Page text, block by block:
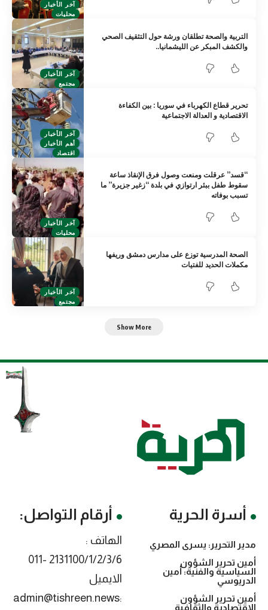
آخر الأخبار
محليات
آخر الأخبار
مجتمع
التربية والصحة تطلقان ورشة حول التثقيف الصحي
والكشف المبكر عن الليشمانيا..
آخر الأخبار
أهم الأخبار
اقتصاد
تحرير قطاع الكهرباء في سوريا : بين الكفاءة
الاقتصادية و العدالة الاجتماعية
آخر الأخبار
محليات
“قسد” عرقلت ومنعت وصول فرق الإنقاذ ساعة
سقوط طفل ببئر ارتوازي في بلدة “زغير جزيرة” ما
تسبب بوفاته
آخر الأخبار
مجتمع
الصحة المدرسية توزع على مدارس دمشق وريفها
مكملات الحديد للفتيات
Show More
أسرة الحرية
مدير التحرير: يسرى المصري
أمين تحرير الشؤون
السياسية والفنية: أمين
الدريوسي
أمين تحرير الشؤون
الاقتصادية والثقافية
أرقام التواصل:
الهاتف :
2131100/1/2/3/6 -011
الايميل
:admin@tishreen.news